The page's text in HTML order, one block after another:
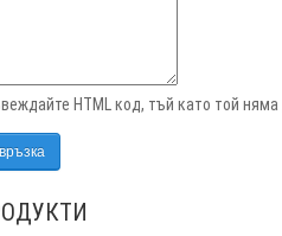
HTML код, тъй като той